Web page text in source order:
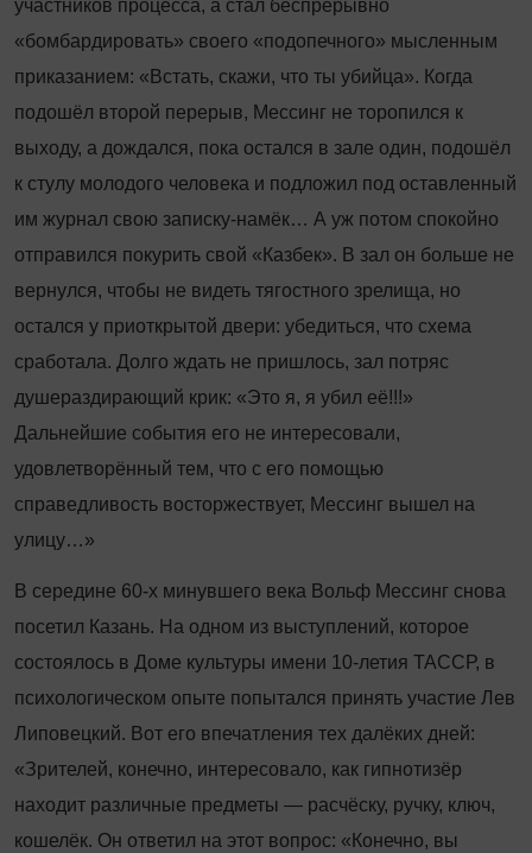
участников процесса, а стал беспрерывно
«бомбардировать» своего «подопечного» мысленным
приказанием: «Встать, скажи, что ты убийца». Когда
подошёл второй перерыв, Мессинг не торопился к
выходу, а дождался, пока остался в зале один, подошёл
к стулу молодого человека и подложил под оставленный
им журнал свою записку-намёк… А уж потом спокойно
отправился покурить свой «Казбек». В зал он больше не
вернулся, чтобы не видеть тягостного зрелища, но
остался у приоткрытой двери: убедиться, что схема
сработала. Долго ждать не пришлось, зал потряс
душераздирающий крик: «Это я, я убил её!!!»
Дальнейшие события его не интересо­вали,
удовлетворённый тем, что с его помощью
справедливость восторжествует, Мессинг вышел на
улицу…»
В середине 60-х минувшего века Вольф Мессинг снова
посетил Казань. На одном из выступлений, которое
состоялось в Доме культуры имени 10-летия ТАССР, в
психологическом опыте попытался принять участие Лев
Липовецкий. Вот его впечатления тех далёких дней:
«Зрителей, конечно, интересовало, как гипнотизёр
находит различные предметы — расчёс­ку, ручку, ключ,
кошелёк. Он ответил на этот вопрос: «Конечно, вы